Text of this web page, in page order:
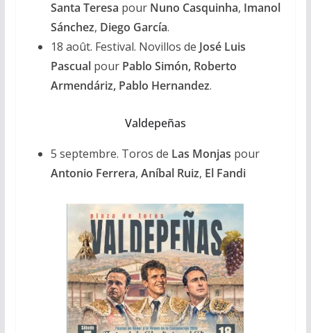
Santa Teresa pour Nuno Casquinha, Imanol
Sánchez, Diego García.
18 août. Festival. Novillos de José Luis
Pascualpour Pablo Simón, Roberto
Armendáriz, Pablo Hernandez.
Valdepeñas
5 septembre. Toros de Las Monjas pour
Antonio Ferrera, Aníbal Ruiz, El Fandi